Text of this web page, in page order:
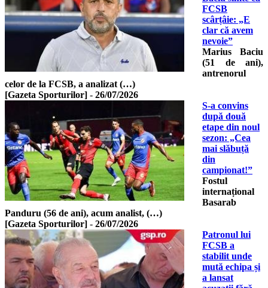
FCSB
scârțâie: „E
clar că avem
nevoie”
Marius Baciu
(51 de ani),
antrenorul
celor de la FCSB, a analizat (…)
[Gazeta Sporturilor] - 26/07/2026
S-a convins
după două
etape din noul
sezon: „Cea
mai slăbuță
din
campionat!”
Fostul
internațional
Basarab
Panduru (56 de ani), acum analist, (…)
[Gazeta Sporturilor] - 26/07/2026
Patronul lui
FCSB a
stabilit unde
mută echipa și
a lansat